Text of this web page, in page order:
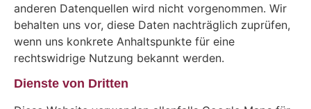
anderen Datenquellen wird nicht vorgenommen. Wir
behalten uns vor, diese Daten nachträglich zuprüfen,
wenn uns konkrete Anhaltspunkte für eine
rechtswidrige Nutzung bekannt werden.
Dienste von Dritten